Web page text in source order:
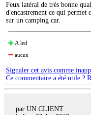
Feux latéral de très bonne
d'encastrement ce qui permet
sur un camping car.
A led
aucun
Signaler cet avis comme
Ce commentaire a été utile ?
par UN CLIENT